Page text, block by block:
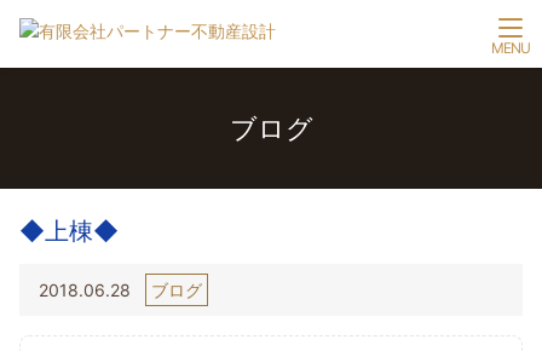
ブログ
◆上棟◆
2018.06.28 ブログ